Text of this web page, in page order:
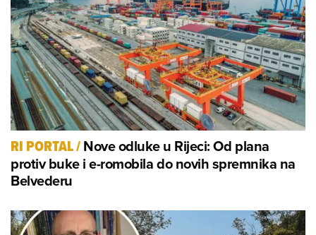
RI PORTAL/Nove odluke u Rijeci: Od plana
protiv buke i e-romobila do novih spremnika na
Belvederu